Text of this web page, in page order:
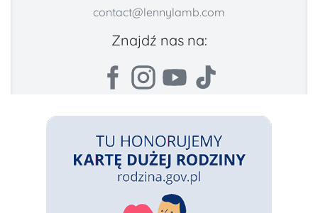
contact@lennylamb.com
Znajdź nas na: